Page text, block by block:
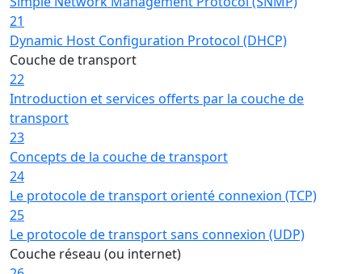
21
Dynamic Host Configuration Protocol (DHCP)
Couche de transport
22
Introduction et services offerts par la couche de
transport
23
Concepts de la couche de transport
24
Le protocole de transport orienté connexion (TCP)
25
Le protocole de transport sans connexion (UDP)
Couche réseau (ou internet)